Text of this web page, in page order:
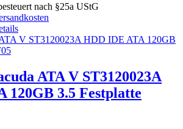
nach §25a UStG
ATA V ST3120023A
120GB 3.5 Festplatte